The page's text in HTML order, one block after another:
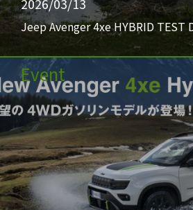
Jeep Avenger 4xe HYBRID TEST
Event